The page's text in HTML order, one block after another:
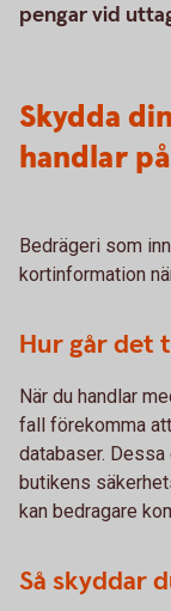
pengar vid
Skydda
handlar
Bedrägeri som
kortinformation
Hur går det
När du handlar
fall förekomma
databaser.
butikens
kan bedragare
Så skyddar